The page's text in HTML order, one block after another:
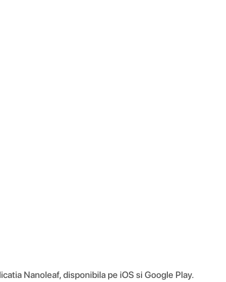
Nanoleaf, disponibila pe iOS si Google Play.